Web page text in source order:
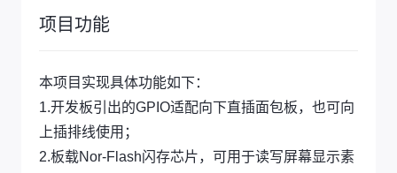
项目功能
本项目实现具体功能如下：
1.开发板引出的GPIO适配向下直插面包板，也可向
上插排线使用；
2.板载Nor-Flash闪存芯片，可用于读写屏幕显示素